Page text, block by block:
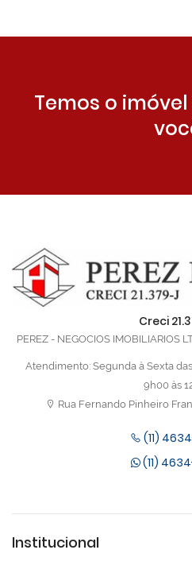
Temos o
Creci
PEREZ - NEGOCIOS IMOBILIARIOS
Atendimento: Segunda à Sexta
9h00 às
Rua Fernando Pinheiro
(11)
(11)
Institucional